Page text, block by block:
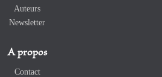
Auteurs
Newsletter
A propos
Contact